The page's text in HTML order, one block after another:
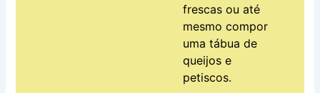
frescas ou até
mesmo compor
uma tábua de
queijos e
petiscos.